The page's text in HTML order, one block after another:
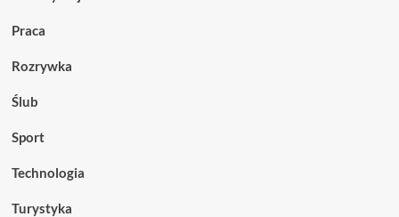
Praca
Rozrywka
Ślub
Sport
Technologia
Turystyka